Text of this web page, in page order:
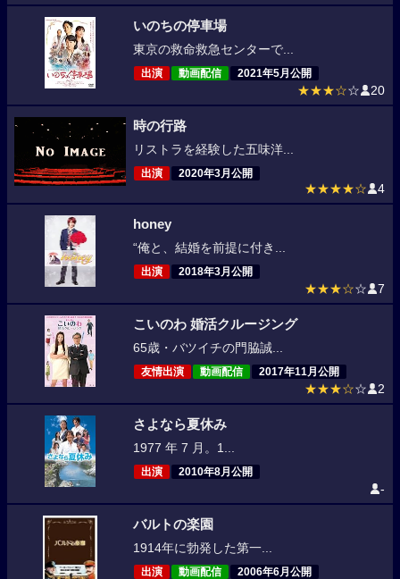
いのちの停車場
東京の救命救急センターで...
出演 動画配信 2021年5月公開
★★★☆☆ 20
時の行路
リストラを経験した五味洋...
出演 2020年3月公開
★★★★☆ 4
honey
“俺と、結婚を前提に付き...
出演 2018年3月公開
★★★☆☆ 7
こいのわ 婚活クルージング
65歳・バツイチの門脇誠...
友情出演 動画配信 2017年11月公開
★★★☆☆ 2
さよなら夏休み
1977 年 7 月。1...
出演 2010年8月公開
-
バルトの楽園
1914年に勃発した第一...
出演 動画配信 2006年6月公開